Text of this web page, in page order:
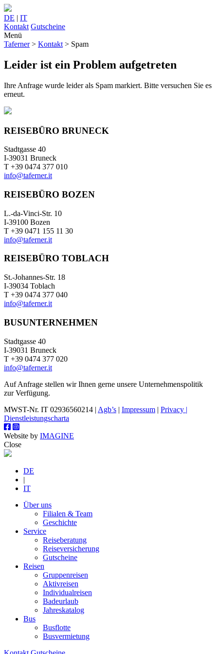
DE | IT
Kontakt Gutscheine
Menü
Taferner> Kontakt > Spam
Leider ist ein Problem aufgetreten
Ihre Anfrage wurde leider als Spam markiert. Bitte versuchen Sie es
erneut.
REISEBÜRO BRUNECK
Stadtgasse 40
I-39031 Bruneck
T +39 0474 377 010
info@taferner.it
REISEBÜRO BOZEN
L.-da-Vinci-Str. 10
I-39100 Bozen
T +39 0471 155 11 30
info@taferner.it
REISEBÜRO TOBLACH
St.-Johannes-Str. 18
I-39034 Toblach
T +39 0474 377 040
info@taferner.it
BUSUNTERNEHMEN
Stadtgasse 40
I-39031 Bruneck
T +39 0474 377 020
info@taferner.it
Auf Anfrage stellen wir Ihnen gerne unsere Unternehmenspolitik
zur Verfügung.
MWST-Nr. IT 02936560214 | Agb’s | Impressum | Privacy |
Dienstleistungscharta
Website by IMAGINE
Close
DE
|
IT
Über uns
Filialen & Team
Geschichte
Service
Reiseberatung
Reiseversicherung
Gutscheine
Reisen
Gruppenreisen
Aktivreisen
Individualreisen
Badeurlaub
Jahreskatalog
Bus
Busflotte
Busvermietung